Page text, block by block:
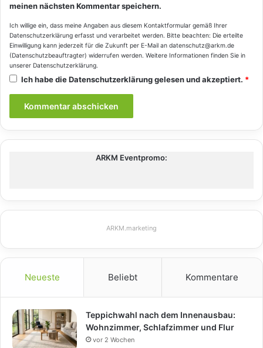
meinen nächsten Kommentar speichern.
Ich willige ein, dass meine Angaben aus diesem Kontaktformular gemäß Ihrer
Datenschutzerklärung erfasst und verarbeitet werden. Bitte beachten: Die erteilte
Einwilligung kann jederzeit für die Zukunft per E-Mail an datenschutz@arkm.de
(Datenschutzbeauftragter) widerrufen werden. Weitere Informationen finden Sie in
unserer Datenschutzerklärung.
Ich habe dieDatenschutzerklärunggelesen und akzeptiert. *
ARKM Eventpromo:
ARKM.marketing
Neueste Beliebt Kommentare
Teppichwahl nach dem Innenausbau:
Wohnzimmer, Schlafzimmer und Flur
vor 2 Wochen